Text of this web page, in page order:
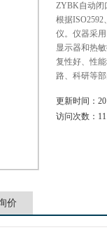
ZYBK自动闭
根据
仪。仪器采
显示器和热
复性好、性
路、科研等
更新时间：
访问次数：
价